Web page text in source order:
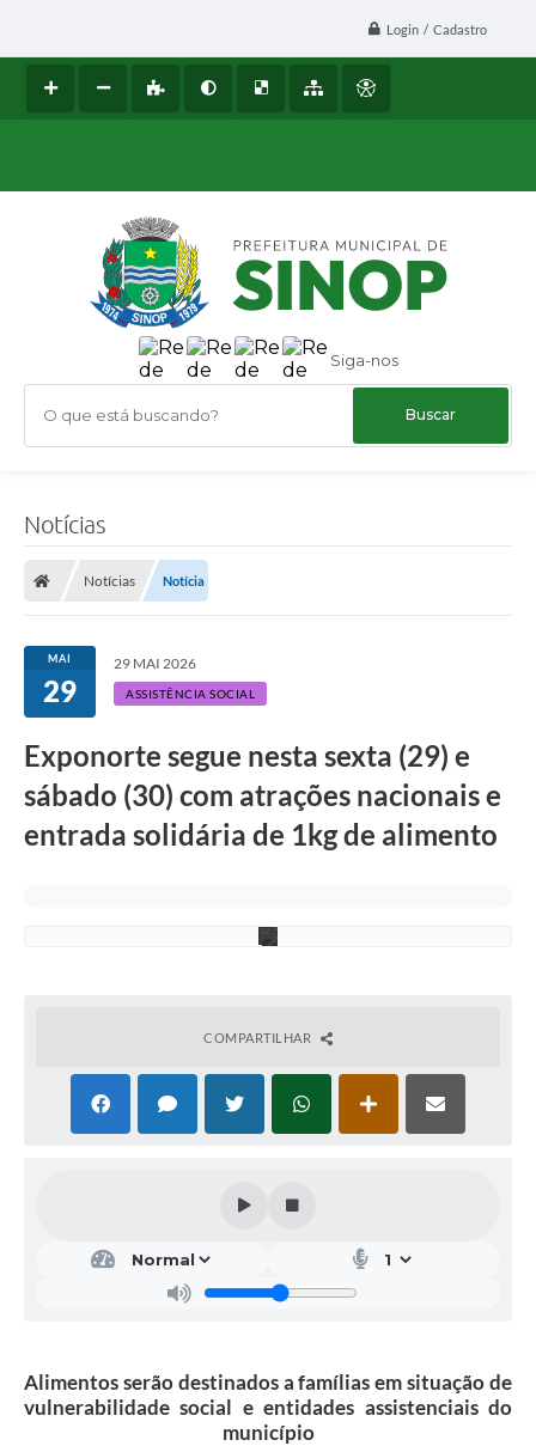
Login / Cadastro
Siga-nos
O que está buscando?
Notícias
Notícias Notícia
MAI
29
29 MAI 2026
ASSISTÊNCIA SOCIAL
Exponorte segue nesta sexta (29) e
sábado (30) com atrações nacionais e
entrada solidária de 1kg de alimento
n
B
r
COMPARTILHAR
Alimentos serão destinados a famílias em situação de
vulnerabilidade social e entidades assistenciais do
município